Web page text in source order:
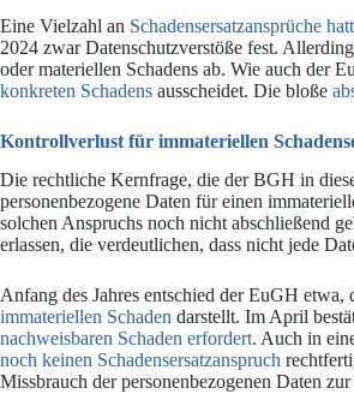
Eine Vielzahl an Schadensersatzansprüche
2024 zwar Datenschutzverstöße fest.
oder materiellen Schadens ab. Wie auch der
konkreten Schadens ausscheidet. Die bloße
Kontrollverlust für immateriellen
Die rechtliche Kernfrage, die der BGH in
personenbezogene Daten für einen
solchen Anspruchs noch nicht abschließend
erlassen, die verdeutlichen, dass nicht jede
Anfang des Jahres entschied der EuGH etwa,
immateriellen Schaden darstellt. Im April
nachweisbaren Schaden erfordert. Auch in
noch keinen Schadensersatzanspruch
Missbrauch der personenbezogenen Daten